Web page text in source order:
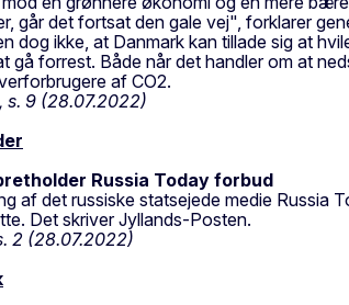
går det fortsat den gale vej", forklarer
dog ikke, at Danmark kan tillade sig at
gå forrest. Både når det handler om at
af CO2.
s. 9 (28.07.2022)
Russia Today forbud
af det russiske statsejede medie Russia
Det skriver Jyllands-Posten.
2 (28.07.2022)